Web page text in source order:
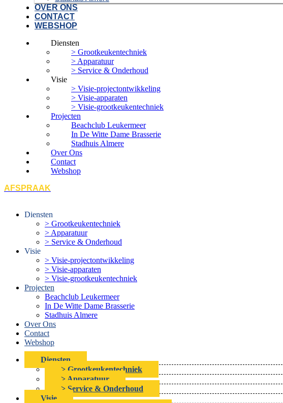
OVER ONS
CONTACT
WEBSHOP
Diensten
> Grootkeukentechniek
> Apparatuur
> Service & Onderhoud
Visie
> Visie-projectontwikkeling
> Visie-apparaten
> Visie-grootkeukentechniek
Projecten
Beachclub Leukermeer
In De Witte Dame Brasserie
Stadhuis Almere
Over Ons
Contact
Webshop
AFSPRAAK
Diensten
> Grootkeukentechniek
> Apparatuur
> Service & Onderhoud
Visie
> Visie-projectontwikkeling
> Visie-apparaten
> Visie-grootkeukentechniek
Projecten
Beachclub Leukermeer
In De Witte Dame Brasserie
Stadhuis Almere
Over Ons
Contact
Webshop
Diensten
> Grootkeukentechniek
> Apparatuur
> Service & Onderhoud
Visie